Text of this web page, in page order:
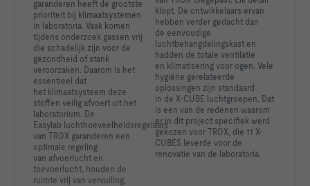
garanderen heeft de grootste
prioriteit bij klimaatsystemen
in laboratoria. Vaak komen
tijdens onderzoek gassen vrij
die schadelijk zijn voor de
gezondheid of stank
veroorzaken. Daarom is het
essentieel dat
het klimaatsysteem deze
stoffen veilig afvoert uit het
laboratorium. De
Easylab luchthoeveelheidsregelaars
van TROX garanderen een
optimale regeling
van afvoerlucht en
toevoerlucht, houden de
ruimte vrij van vervuiling,
klopt. De ontwikkelaars ervan
hebben verder gedacht dan
de eenvoudige
luchtbehangdelingskast en
hadden de totale ventilatie
en klimatisering voor ogen. Vele
hygiëne gerelateerde
oplossingen zijn standaard
in de X-CUBE luchtgroepen. Dat
is een van de redenen waarom
er in dit project specifiek werd
gekozen voor TROX, die 11 X-
CUBES leverde voor de
renovatie van de laboratoria.